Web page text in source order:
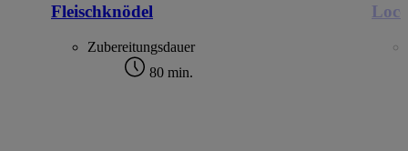
Fleischknödel
Zubereitungsdauer
80 min.